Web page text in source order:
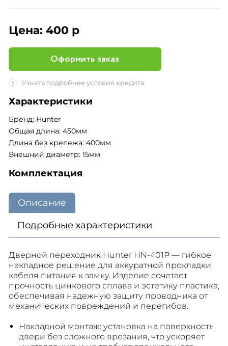
Цена: 400 р
Оформить заказ
? Узнать подробнее условия кредита
Характеристики
Бренд: Hunter
Общая длина: 450мм
Длина без крепежа: 400мм
Внешний диаметр: 15мм
Комплектация
Описание
Подробные характеристики
Дверной переходник Hunter HN-401P — гибкое
накладное решение для аккуратной прокладки
кабеля питания к замку. Изделие сочетает
прочность цинкового сплава и эстетику пластика,
обеспечивая надежную защиту проводника от
механических повреждений и перегибов.
Накладной монтаж: установка на поверхность
двери без сложного врезания, что ускоряет